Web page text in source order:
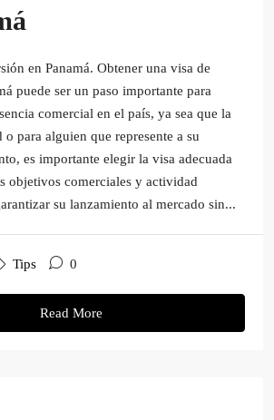
en Panamá. Obtener una visa de
puede ser un paso importante para
comercial en el país, ya sea que la
o para alguien que represente a su
es importante elegir la visa adecuada
objetivos comerciales y actividad
su lanzamiento al mercado sin...
Tips 0
Read More